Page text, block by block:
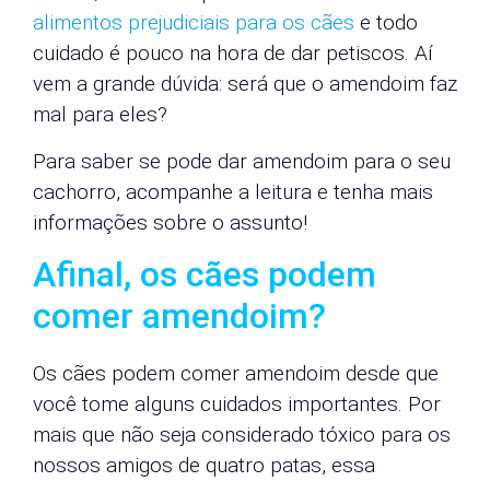
alimentos prejudiciais para os cães e todo
cuidado é pouco na hora de dar petiscos. Aí
vem a grande dúvida: será que o amendoim faz
mal para eles?
Para saber se pode dar amendoim para o seu
cachorro, acompanhe a leitura e tenha mais
informações sobre o assunto!
Afinal, os cães podem
comer amendoim?
Os cães podem comer amendoim desde que
você tome alguns cuidados importantes. Por
mais que não seja considerado tóxico para os
nossos amigos de quatro patas, essa